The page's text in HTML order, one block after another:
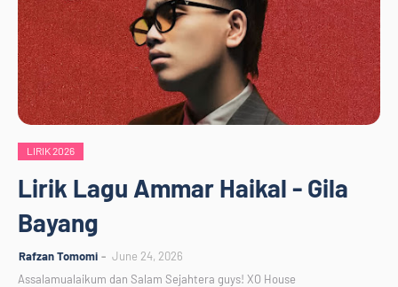
LIRIK 2026
Lirik Lagu Ammar Haikal - Gila
Bayang
Rafzan Tomomi
June 24, 2026
Assalamualaikum dan Salam Sejahtera guys! XO House